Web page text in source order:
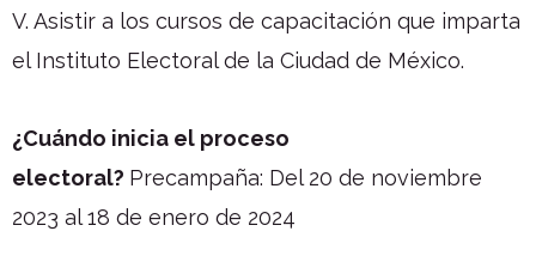
V. Asistir a los cursos de capacitación que imparta
el Instituto Electoral de la Ciudad de México.
¿Cuándo inicia el proceso
electoral? Precampaña: Del 20 de noviembre
2023 al 18 de enero de 2024